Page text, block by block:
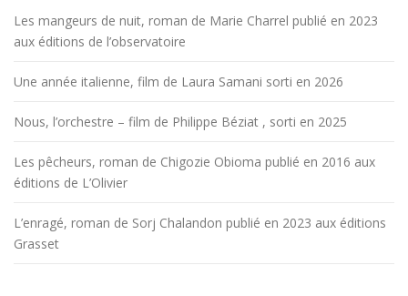
Les mangeurs de nuit, roman de Marie Charrel publié en 2023
aux éditions de l’observatoire
Une année italienne, film de Laura Samani sorti en 2026
Nous, l’orchestre – film de Philippe Béziat , sorti en 2025
Les pêcheurs, roman de Chigozie Obioma publié en 2016 aux
éditions de L’Olivier
L’enragé, roman de Sorj Chalandon publié en 2023 aux éditions
Grasset